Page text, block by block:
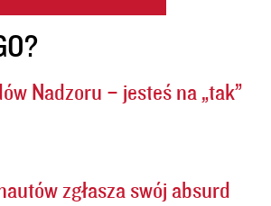
Nadzoru – jesteś na „tak”
zgłasza swój absurd